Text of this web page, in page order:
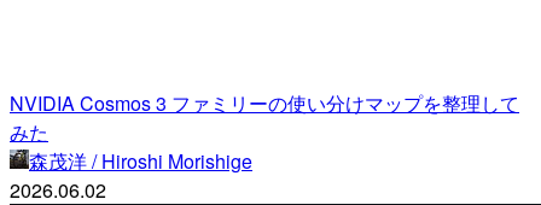
NVIDIA Cosmos 3 ファミリーの使い分けマップを整理して
みた
森茂洋 / Hiroshi Morishige
2026.06.02